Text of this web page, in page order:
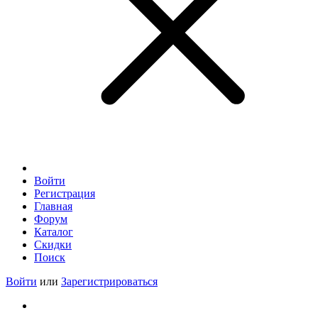
Войти
Регистрация
Главная
Форум
Каталог
Скидки
Поиск
Войти или Зарегистрироваться